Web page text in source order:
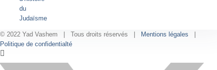
du
Judaïsme
© 2022 Yad Vashem | Tous droits réservés | Mentions légales |
Politique de confidentialté